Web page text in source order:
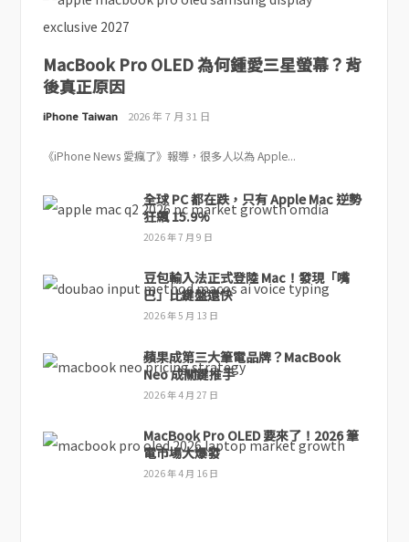
MacBook Pro OLED 為何鍾愛三星螢幕？背
後真正原因
iPhone Taiwan 2026 年 7 月 31 日
《iPhone News 愛瘋了》報導，很多人以為 Apple...
全球 PC 都在跌，只有 Apple Mac 逆勢
狂飆 15.9%
2026 年 7 月 9 日
豆包輸入法正式登陸 Mac！發現「嘴
巴」比鍵盤還快
2026 年 5 月 13 日
蘋果成第三大筆電品牌？MacBook
Neo 成關鍵推手
2026 年 4 月 27 日
MacBook Pro OLED 要來了！2026 筆
電市場大爆發
2026 年 4 月 16 日